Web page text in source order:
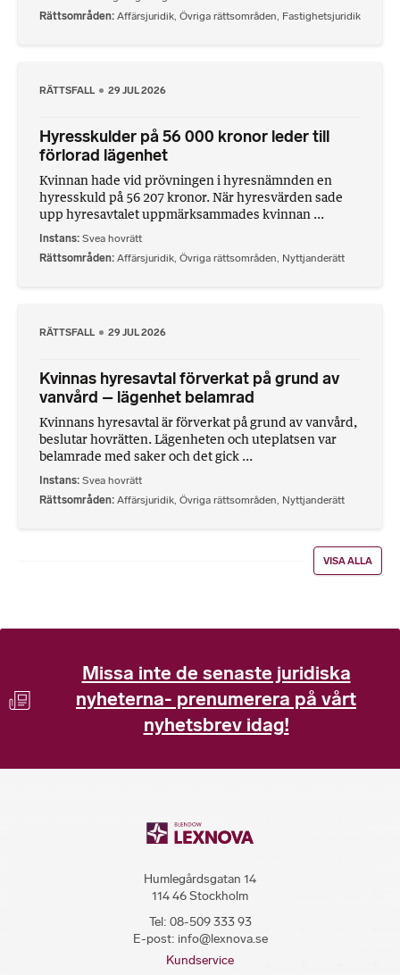
Rättsområden Affärsjuridik, Övriga rättsområden, Fastighetsjuridik
RÄTTSFALL 29 JUL 2026
Hyresskulder på 56 000 kronor leder till
förlorad lägenhet
Kvinnan hade vid prövningen i hyresnämnden en
hyresskuld på 56 207 kronor. När hyresvärden sade
upp hyresavtalet uppmärksammades kvinnan ...
Instans Svea hovrätt
Rättsområden Affärsjuridik, Övriga rättsområden, Nyttjanderätt
RÄTTSFALL 29 JUL 2026
Kvinnas hyresavtal förverkat på grund av
vanvård – lägenhet belamrad
Kvinnans hyresavtal är förverkat på grund av vanvård,
beslutar hovrätten. Lägenheten och uteplatsen var
belamrade med saker och det gick ...
Instans Svea hovrätt
Rättsområden Affärsjuridik Övriga rättsområden Nyttjanderätt
VISA ALLA
Missa inte de senaste juridiska
nyheterna- prenumerera på vårt
nyhetsbrev idag!
Humlegårdsgatan 14
114 46 Stockholm
Tel: 08-509 333 93
E-post: info@lexnova.se
Kundservice